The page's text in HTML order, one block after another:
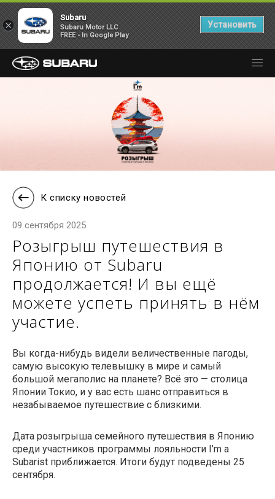
К списку новостей
09 сентября 2025
Розыгрыш путешествия в
Японию от Subaru
продолжается! И вы ещё
можете успеть принять в нём
участие.
Вы когда-нибудь видели величественные пагоды,
самую высокую телевышку в мире и самый
большой мегаполис на планете? Всё это — столица
Японии Токио, и у вас есть шанс отправиться в
незабываемое путешествие с близкими.
Дата розыгрыша семейного путешествия в Японию
среди участников программы лояльности I’m a
Subarist приближается. Итоги будут подведены 25
сентября.
×
Subaru
Subaru Motor LLC
FREE - In Google Play
Установить